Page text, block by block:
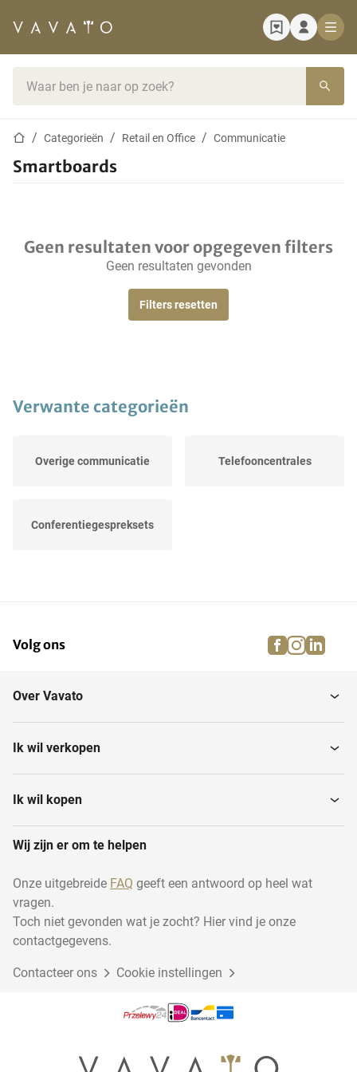
StartpaginaCategorieën Retail en Office Communicatie
Smartboards
Geen resultaten voor opgegeven filters
Geen resultaten gevonden
Filters resetten
Verwante categorieën
Overige communicatie Telefooncentrales
Conferentiegespreksets
Volg ons facebook
Over Vavato
Ik wil verkopen
Ik wil kopen
Wij zijn er om te helpen
Onze uitgebreide FAQ geeft een antwoord op heel wat
vragen.
Toch niet gevonden wat je zocht? Hier vind je onze
contactgegevens.
Contacteer ons Cookie instellingen